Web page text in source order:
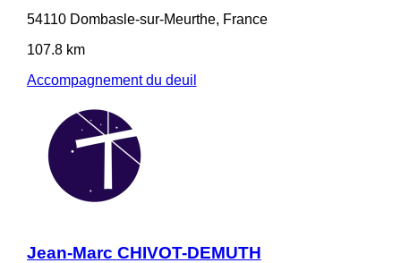
54110 Dombasle-sur-Meurthe, France
107.8 km
Accompagnement du deuil
Jean-Marc CHIVOT-DEMUTH